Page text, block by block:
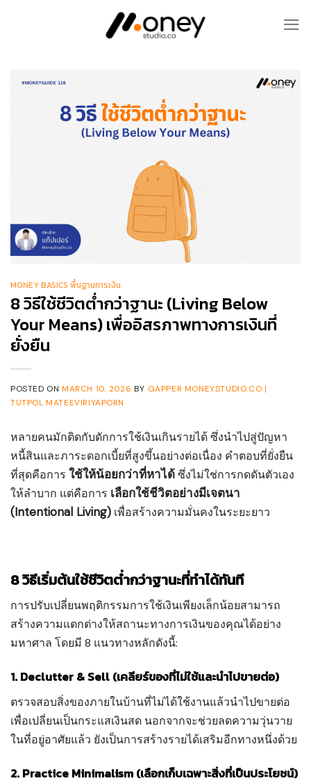
MONEY BASICS พื้นฐานการเงิน
8 วิธีใช้ชีวิตต่ำกว่าฐานะ (Living Below
Your Means) เพื่ออิสรภาพทางการเงินที่
ยั่งยืน
POSTED ON MARCH 10, 2026 BY GAPPER MONEYSTUDIO.CO |
TUTPOL MATEEVIRIYAPORN
หลายคนมักติดกับดักการใช้เงินเกินรายได้ ซึ่งนำไปสู่ปัญหา
หนี้สินและภาระดอกเบี้ยที่สูงขึ้นอย่างต่อเนื่อง คำตอบที่ยั่งยืน
ที่สุดคือการ ใช้ให้น้อยกว่าที่หาได้ซึ่งไม่ใช่การกดดันตัวเอง
ให้ลำบาก แต่คือการ เลือกใช้ชีวิตอย่างมีเจตนา
(Intentional Living) เพื่อสร้างความมั่นคงในระยะยาว
8 วิธีเริ่มต้นใช้ชีวิตต่ำกว่าฐานะที่ทำได้ทันที
การปรับเปลี่ยนพฤติกรรมการใช้เงินเพียงเล็กน้อยสามารถ
สร้างความแตกต่างให้สถานะทางการเงินของคุณได้อย่าง
มหาศาล โดยมี 8 แนวทางหลักดังนี้:
1. Declutter & Sell (เคลียร์ของที่ไม่ใช้และนำไปขายต่อ)
ตรวจสอบสิ่งของภายในบ้านที่ไม่ได้ใช้งานแล้วนำไปขายต่อ
เพื่อเปลี่ยนเป็นกระแสเงินสด นอกจากจะช่วยลดความวุ่นวาย
ในที่อยู่อาศัยแล้ว ยังเป็นการสร้างรายได้เสริมอีกทางหนึ่งด้วย
2. Practice Minimalism (เลือกเก็บเฉพาะสิ่งที่เป็นประโยชน์)